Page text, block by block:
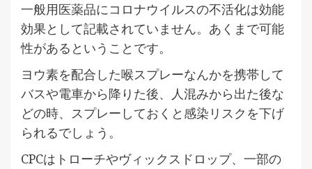
一般用医薬品にコロナウイルスの不活化は効能
効果として記載されていません。あくまで可能
性があるということです。
ヨウ素を配合した喉スプレーなんかを携帯して
バスや電車から降りた後、人混みから出た後な
どの時、スプレーしておくと感染リスクを下げ
られるでしょう。
CPCはトローチやヴィックスドロップ、一部の